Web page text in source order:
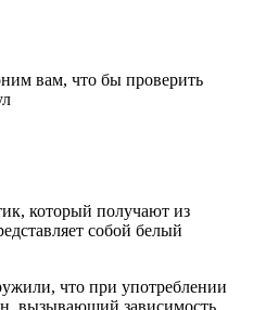
вам, что бы проверить
который получают из
собой белый
что при употреблении
вызывающий зависимость.